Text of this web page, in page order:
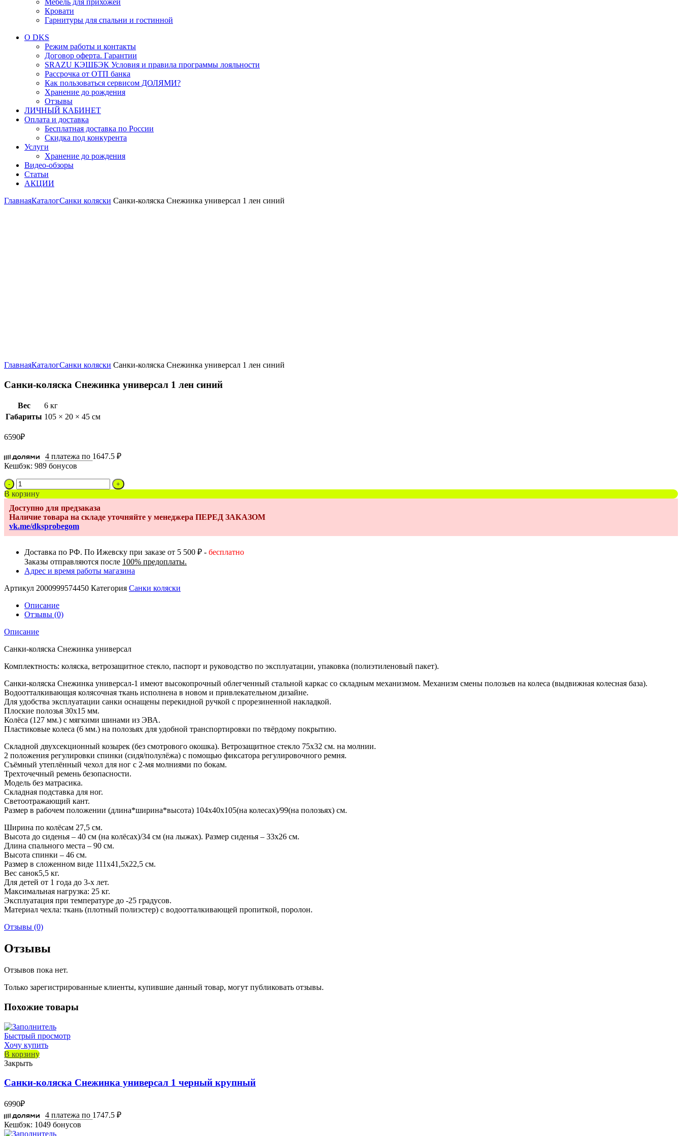
Мебель для прихожей
Кровати
Гарнитуры для спальни и гостинной
О DKS
Режим работы и контакты
Договор оферта. Гарантии
SRAZU КЭШБЭК Условия и правила программы лояльности
Рассрочка от ОТП банка
Как пользоваться сервисом ДОЛЯМИ?
Хранение до рождения
Отзывы
ЛИЧНЫЙ КАБИНЕТ
Оплата и доставка
Бесплатная доставка по России
Скидка под конкурента
Услуги
Хранение до рождения
Видео-обзоры
Статьи
АКЦИИ
ГлавнаяКаталогСанки коляски Санки-коляска Снежинка универсал 1 лен синий
ГлавнаяКаталогСанки коляски Санки-коляска Снежинка универсал 1 лен синий
Санки-коляска Снежинка универсал 1 лен синий
Вес
6 кг
Габариты 105 × 20 × 45 см
6590₽
4 платежа по 1647.5 ₽
Кешбэк: 989 бонусов
Количество
товара
Санки-
коляска
Снежинка
универсал
1
синий
В корзину
Доступно для предзаказа
Наличие товара на складе уточняйте у менеджера ПЕРЕД ЗАКАЗОМ
vk.me/dksprobegom
Доставка по РФ. По Ижевску при заказе от 5 500 ₽ - бесплатно
Заказы отправляются после 100% предоплаты.
Адрес и время работы магазина
Артикул 2000999574450 Категория Санки коляски
Описание
Отзывы (0)
Описание
Санки-коляска Снежинка универсал
Комплектность: коляска, ветрозащитное стекло, паспорт и руководство по эксплуатации, упаковка (полиэтиленовый пакет).
Санки-коляска Снежинка универсал-1 имеют высокопрочный облегченный стальной каркас со складным механизмом. Механизм смены полозьев на колеса (выдвижная колесная база).
Водоотталкивающая колясочная ткань исполнена в новом и привлекательном дизайне.
Для удобства эксплуатации санки оснащены перекидной ручкой с прорезиненной накладкой.
Плоские полозья 30х15 мм.
Колёса (127 мм.) с мягкими шинами из ЭВА.
Пластиковые колеса (6 мм.) на полозьях для удобной транспортировки по твёрдому покрытию.
Складной двухсекционный козырек (без смотрового окошка). Ветрозащитное стекло 75х32 см. на молнии.
2 положения регулировки спинки (сидя/полулёжа) с помощью фиксатора регулировочного ремня.
Съёмный утеплённый чехол для ног с 2-мя молниями по бокам.
Трехточечный ремень безопасности.
Модель без матрасика.
Складная подставка для ног.
Светоотражающий кант.
Размер в рабочем положении (длина*ширина*высота) 104х40х105(на колесах)/99(на полозьях) см.
Ширина по колёсам 27,5 см.
Высота до сиденья – 40 см (на колёсах)/34 см (на лыжах). Размер сиденья – 33х26 см.
Длина спального места – 90 см.
Высота спинки – 46 см.
Размер в сложенном виде 111х41,5х22,5 см.
Вес санок5,5 кг.
Для детей от 1 года до 3-х лет.
Максимальная нагрузка: 25 кг.
Эксплуатация при температуре до -25 градусов.
Материал чехла: ткань (плотный полиэстер) с водоотталкивающей пропиткой, поролон.
Отзывы (0)
Отзывы
Отзывов пока нет.
Только зарегистрированные клиенты, купившие данный товар, могут публиковать отзывы.
Похожие товары
Быстрый просмотр
Хочу купить
В корзину
Закрыть
Санки-коляска Снежинка универсал 1 черный крупный
6990₽
4 платежа по 1747.5 ₽
Кешбэк: 1049 бонусов